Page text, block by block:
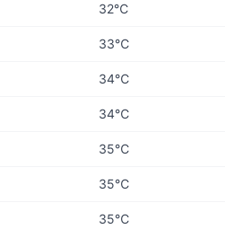
32℃
33℃
34℃
34℃
35℃
35℃
35℃